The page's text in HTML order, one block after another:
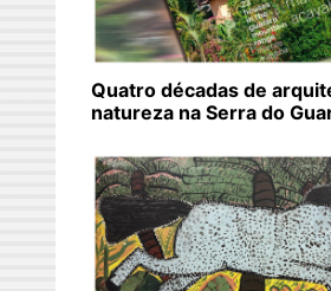
Quatro décadas de
natureza na Serra do